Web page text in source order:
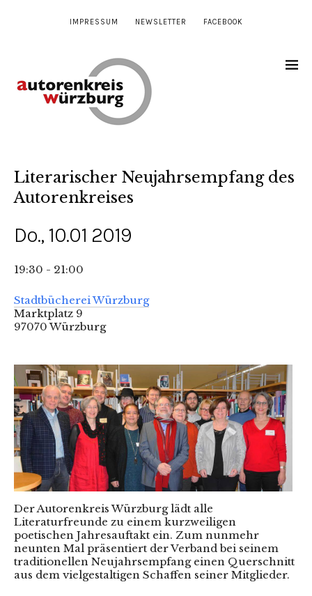
IMPRESSUM NEWSLETTER FACEBOOK
Literarischer Neujahrsempfang des
Autorenkreises
Do., 10.01 2019
19:30 - 21:00
Stadtbücherei Würzburg
Marktplatz 9
97070 Würzburg
Der Autorenkreis Würzburg lädt alle
Literaturfreunde zu einem kurzweiligen
poetischen Jahresauftakt ein. Zum nunmehr
neunten Mal präsentiert der Verband bei seinem
traditionellen Neujahrsempfang einen Querschnitt
aus dem vielgestaltigen Schaffen seiner Mitglieder.